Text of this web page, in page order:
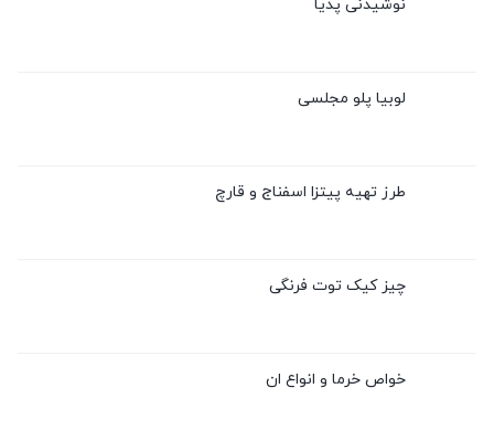
نوشیدنی پدیا
لوبیا پلو مجلسی
طرز تهیه پیتزا اسفناج و قارچ
چیز کیک توت فرنگی
خواص خرما و انواع ان